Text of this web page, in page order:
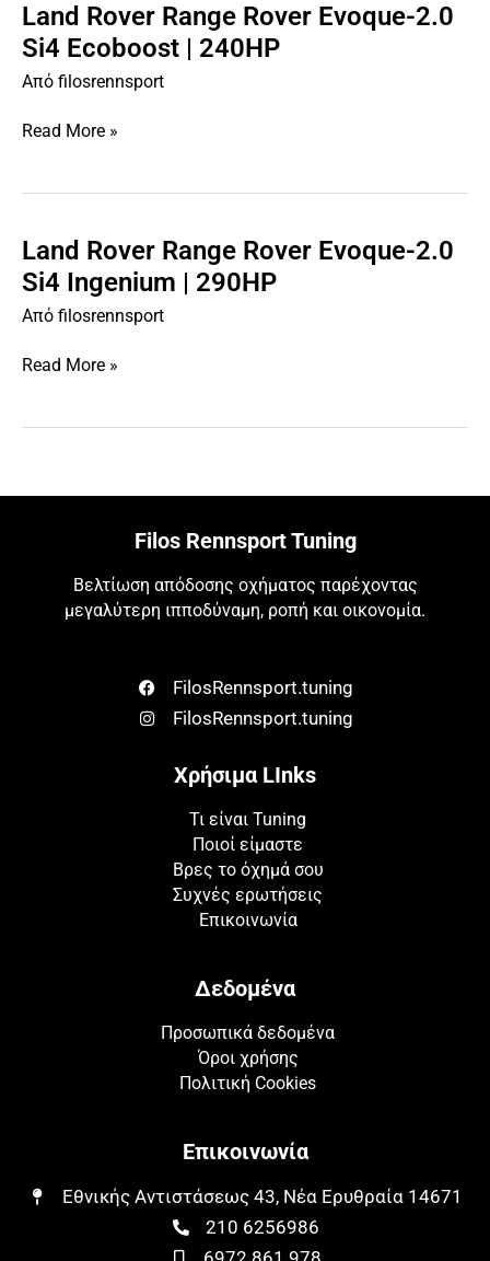
Land Rover Range Rover Evoque-2.0
Si4 Ecoboost | 240HP
Από filosrennsport
Land
Rover
Range
Rover
2.0
Ecoboost
240HP
Read More »
Land Rover Range Rover Evoque-2.0
Si4 Ingenium | 290HP
Από filosrennsport
Land
Rover
Range
Rover
2.0
Ingenium
Read More »
Filos Rennsport Tuning
Βελτίωση απόδοσης οχήματος παρέχοντας
μεγαλύτερη ιπποδύναμη, ροπή και οικονομία.
FilosRennsport.tuning
FilosRennsport.tuning
Χρήσιμα LInks
Τι είναι Tuning
Ποιοί είμαστε
Βρες το όχημά σου
Συχνές ερωτήσεις
Επικοινωνία
Δεδομένα
Προσωπικά δεδομένα
Όροι χρήσης
Πολιτική Cookies
Επικοινωνία
Εθνικής Αντιστάσεως 43, Νέα Ερυθραία 14671​​
210 6256986